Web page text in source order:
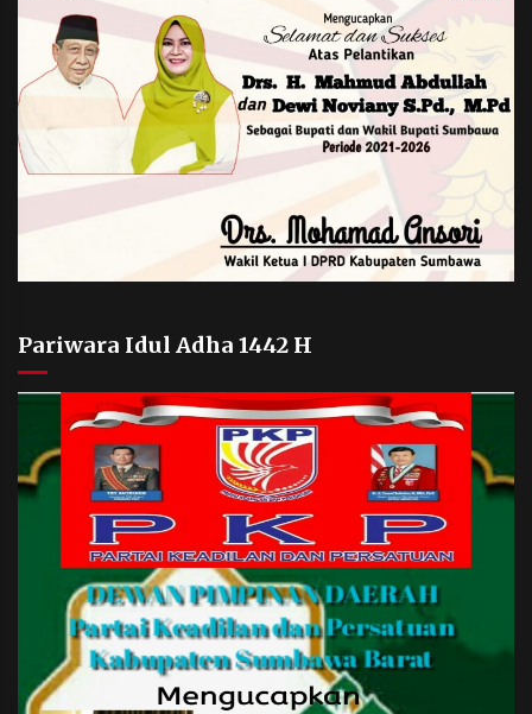
Pariwara Idul Adha 1442 H